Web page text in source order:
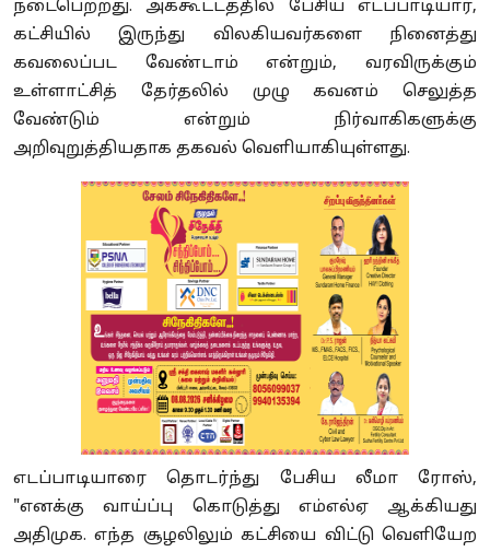
நடைபெற்றது. அக்கூட்டத்தில் பேசிய எடப்பாடியார்,
கட்சியில் இருந்து விலகியவர்களை நினைத்து
கவலைப்பட வேண்டாம் என்றும், வரவிருக்கும்
உள்ளாட்சித் தேர்தலில் முழு கவனம் செலுத்த
வேண்டும் என்றும் நிர்வாகிகளுக்கு
அறிவுறுத்தியதாக தகவல் வெளியாகியுள்ளது.
எடப்பாடியாரை தொடர்ந்து பேசிய லீமா ரோஸ்,
"எனக்கு வாய்ப்பு கொடுத்து எம்எல்ஏ ஆக்கியது
அதிமுக. எந்த சூழலிலும் கட்சியை விட்டு வெளியேற